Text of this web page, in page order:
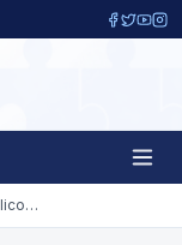
O que os servidores públicos estão reivindicando? O Brasil tem dinheiro?